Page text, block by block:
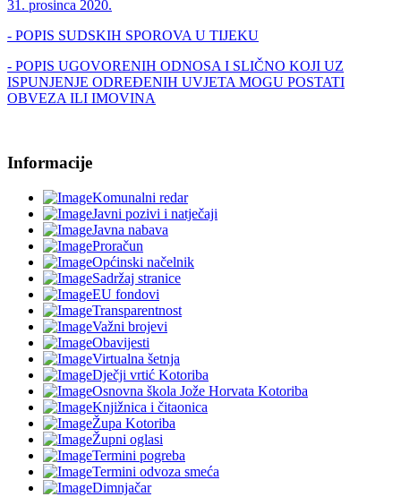
31. prosinca 2020.
- POPIS SUDSKIH SPOROVA U TIJEKU
- POPIS UGOVORENIH ODNOSA I SLIČNO KOJI UZ
ISPUNJENJE ODREĐENIH UVJETA MOGU POSTATI
OBVEZA ILI IMOVINA
Informacije
Komunalni redar
Javni pozivi i natječaji
Javna nabava
Proračun
Općinski načelnik
Sadržaj stranice
EU fondovi
Transparentnost
Važni brojevi
Obavijesti
Virtualna šetnja
Dječji vrtić Kotoriba
Osnovna škola Jože Horvata Kotoriba
Knjižnica i čitaonica
Župa Kotoriba
Župni oglasi
Termini pogreba
Termini odvoza smeća
Dimnjačar